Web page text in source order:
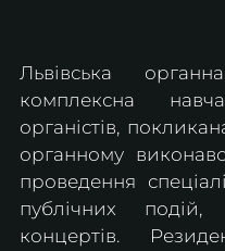
Львівська
комплексна
органістів,
органному
проведення
публічних
концертів.